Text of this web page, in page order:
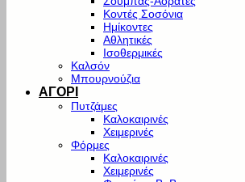
Κοντές Σοσόνια
Ημίκοντες
Αθλητικές
Ισοθερμικές
Καλσόν
Μπουρνούζια
ΑΓΟΡΙ
Πυτζάμες
Καλοκαιρινές
Χειμερινές
Φόρμες
Καλοκαιρινές
Χειμερινές